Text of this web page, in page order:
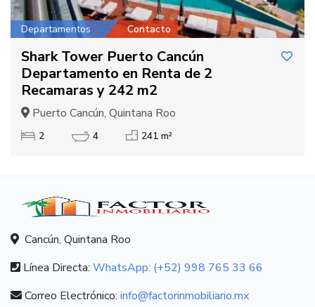
Departamentos Contacto
Shark Tower Puerto Cancún
Departamento en Renta de 2
Recamaras y 242 m2
Puerto Cancún, Quintana Roo
2 4 241 m²
Cancún, Quintana Roo
Línea Directa: WhatsApp: (+52) 998 765 33 66
Correo Electrónico: info@factorinmobiliario.mx